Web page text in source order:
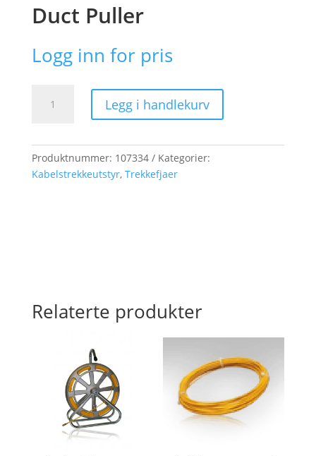
Duct Puller
Logg inn for pris
Puller
Legg i handlekurv
Produktnummer: 107334
Kategorier:
Kabelstrekkeutstyr, Trekkefjaer
Relaterte produkter